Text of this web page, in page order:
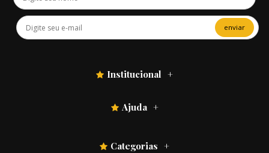
enviar
Institucional
Ajuda
Categorias